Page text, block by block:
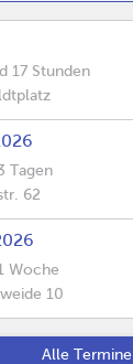
17 Stunden
Tagen
62
Woche
10
Alle Termine